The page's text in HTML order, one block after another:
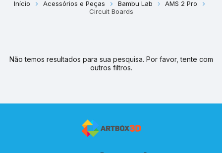
Início Acessórios e Peças Bambu Lab
AMS 2 Pro
Circuit Boards
Não temos resultados para sua pesquisa. Por favor, tente com
outros filtros.